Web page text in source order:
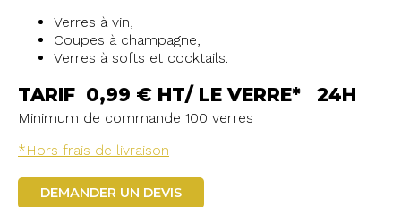
Verres à vin,
Coupes à champagne,
Verres à softs et cocktails.
TARIF 0,99 € HT/ LE VERRE* 24H
Minimum de commande 100 verres
*Hors frais de livraison
DEMANDER UN DEVIS